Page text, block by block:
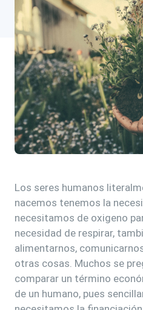
Los seres humanos
nacemos tenemos la
necesitamos de oxigeno
necesidad de respirar,
alimentarnos,
otras cosas. Muchos se
comparar un término
de un humano, pues